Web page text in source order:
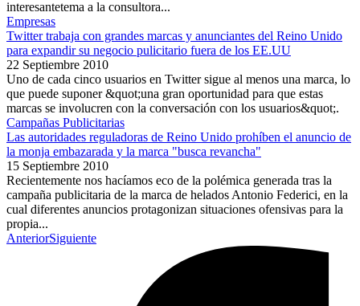
interesantetema a la consultora...
Empresas
Twitter trabaja con grandes marcas y anunciantes del Reino Unido
para expandir su negocio pulicitario fuera de los EE.UU
22 Septiembre 2010
Uno de cada cinco usuarios en Twitter sigue al menos una marca, lo
que puede suponer &quot;una gran oportunidad para que estas
marcas se involucren con la conversación con los usuarios&quot;.
Campañas Publicitarias
Las autoridades reguladoras de Reino Unido prohíben el anuncio de
la monja embazarada y la marca "busca revancha"
15 Septiembre 2010
Recientemente nos hacíamos eco de la polémica generada tras la
campaña publicitaria de la marca de helados Antonio Federici, en la
cual diferentes anuncios protagonizan situaciones ofensivas para la
propia...
AnteriorSiguiente